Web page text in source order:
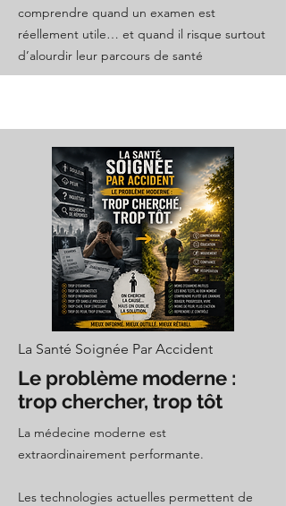
comprendre quand un examen est
réellement utile… et quand il risque surtout
d’alourdir leur parcours de santé
La Santé Soignée Par Accident
Le problème moderne :
trop chercher, trop tôt
La médecine moderne est
extraordinairement performante.
Les technologies actuelles permettent de